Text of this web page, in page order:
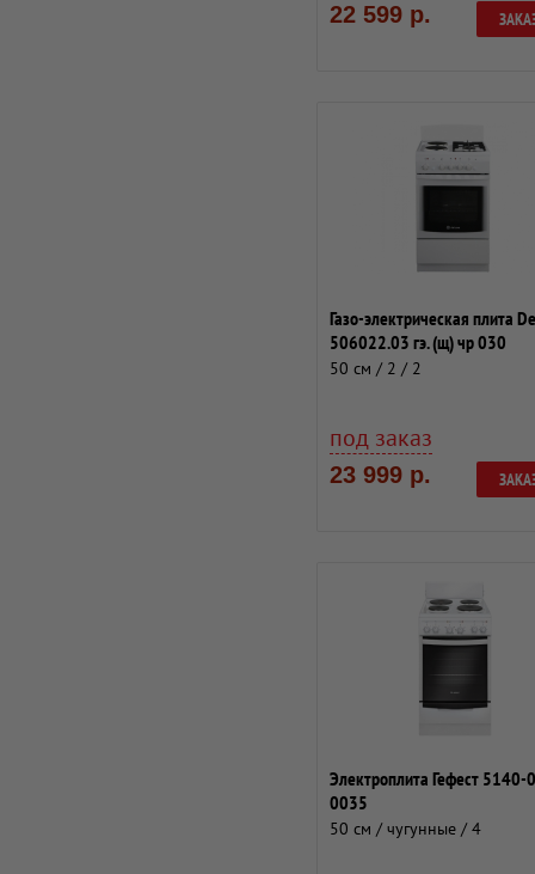
22 599 р.
Газо-электрическая плита
506022.03 гэ. (щ) чр 030
50 см / 2 / 2
под заказ
23 999 р.
Электроплита Гефест 5140-
0035
50 см / чугунные / 4